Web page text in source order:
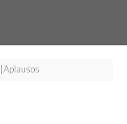
Aplausos